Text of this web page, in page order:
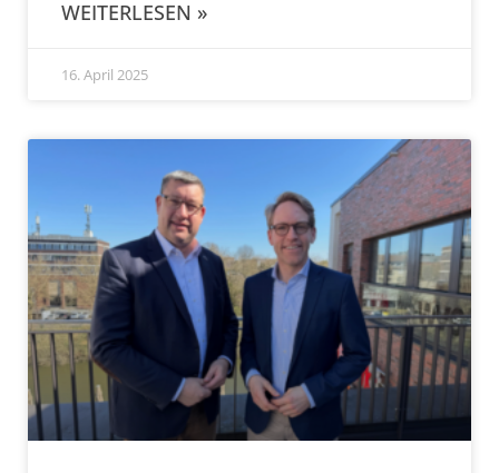
WEITERLESEN »
16. April 2025